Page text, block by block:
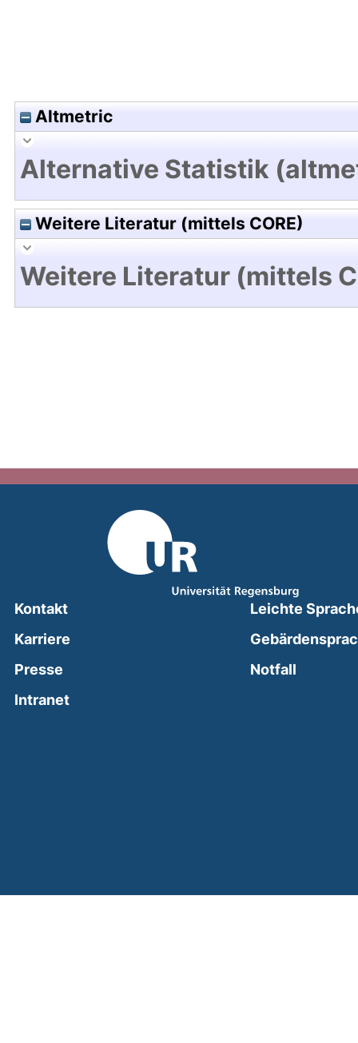
Altmetric
Alternative Statistik
Weitere Literatur (mittels CORE)
Weitere Literatur (mittels
Kontakt
Karriere
Presse
Intranet(external link, opens in a new window)
Leichte
Notfall